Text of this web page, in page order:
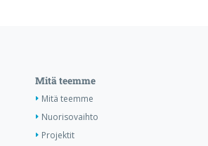
Mitä teemme
Mitä teemme
Nuorisovaihto
Projektit